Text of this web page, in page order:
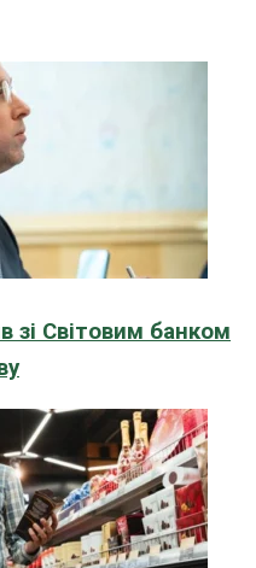
зі Світовим банком